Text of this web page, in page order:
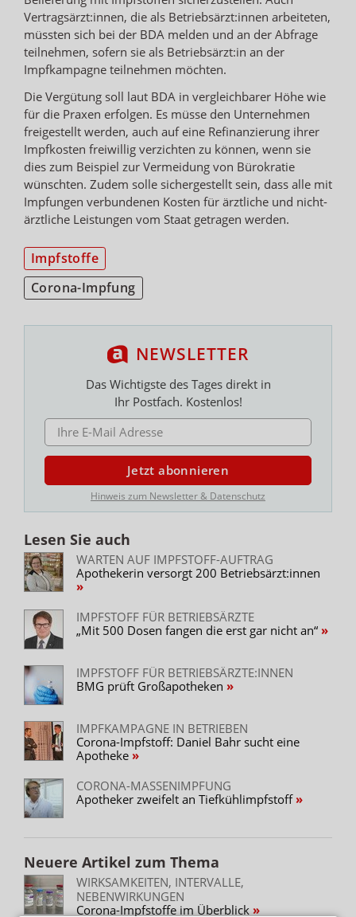
Vertragsärzt:innen, die als Betriebsärzt:innen arbeiteten,
müssten sich bei der BDA melden und an der Abfrage
teilnehmen, sofern sie als Betriebsärzt:in an der
Impfkampagne teilnehmen möchten.
Die Vergütung soll laut BDA in vergleichbarer Höhe wie
für die Praxen erfolgen. Es müsse den Unternehmen
freigestellt werden, auch auf eine Refinanzierung ihrer
Impfkosten freiwillig verzichten zu können, wenn sie
dies zum Beispiel zur Vermeidung von Bürokratie
wünschten. Zudem solle sichergestellt sein, dass alle mit
Impfungen verbundenen Kosten für ärztliche und nicht-
ärztliche Leistungen vom Staat getragen werden.
Impfstoffe
Corona-Impfung
NEWSLETTER
Das Wichtigste des Tages direkt in
Ihr Postfach. Kostenlos!
E-MAIL ADRESSE
Jetzt abonnieren
Hinweis zum Newsletter & Datenschutz
Lesen Sie auch
WARTEN AUF IMPFSTOFF-AUFTRAG
Apothekerin versorgt 200 Betriebsärzt:innen
IMPFSTOFF FÜR BETRIEBSÄRZTE
„Mit 500 Dosen fangen die erst gar nicht an“
IMPFSTOFF FÜR BETRIEBSÄRZTE:INNEN
BMG prüft Großapotheken
IMPFKAMPAGNE IN BETRIEBEN
Corona-Impfstoff: Daniel Bahr sucht eine
Apotheke
CORONA-MASSENIMPFUNG
Apotheker zweifelt an Tiefkühlimpfstoff
Neuere Artikel zum Thema
WIRKSAMKEITEN, INTERVALLE,
NEBENWIRKUNGEN
Corona-Impfstoffe im Überblick